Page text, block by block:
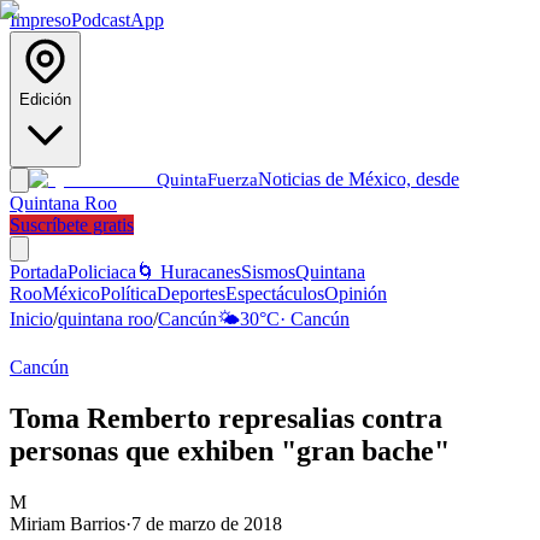
ImpresoPodcastApp
Edición
QuintaFuerzaNoticias de México, desde
Quintana Roo
Suscríbete gratis
PortadaPoliciaca 🌀 HuracanesSismosQuintana
RooMéxicoPolíticaDeportesEspectáculosOpinión
Inicio/quintana roo/Cancún🌤️30°C· Cancún
Cancún
Toma Remberto represalias contra
personas que exhiben "gran bache"
M
Miriam Barrios·7 de marzo de 2018